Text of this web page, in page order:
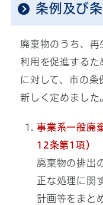
条例及び
廃棄物のうち、
利用を促進する
に対して、市の
新しく定めました
事業系一般廃
12条第1項）
廃棄物の排出
正な処理に関
計画等をまと